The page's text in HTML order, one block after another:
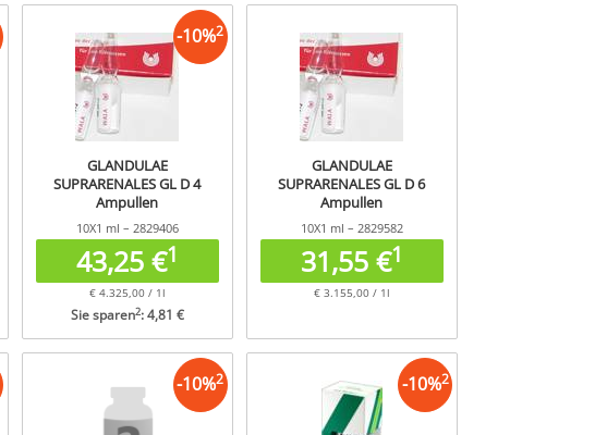
GLANDULAE
SUPRARENALES GL D 4
Ampullen
10X1 ml – 2829406
43,25 €1
€ 4.325,00 / 1l
Sie sparen2: 4,81 €
-10%2
GLANDULAE
SUPRARENALES GL D 6
Ampullen
10X1 ml – 2829582
31,55 €1
€ 3.155,00 / 1l
-10%2 -10%2